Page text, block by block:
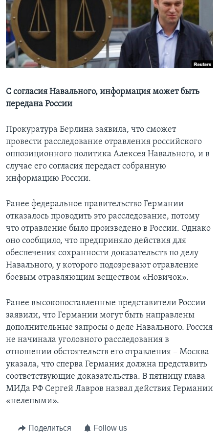
Learning English
СОЦИАЛЬНЫЕ СЕТИ
Языки
С согласия Навального, информация может быть
передана России
Прокуратура Берлина заявила, что сможет
провести расследование отравления российского
оппозиционного политика Алексея Навального, и в
случае его согласия передаст собранную
информацию России.
Ранее федеральное правительство Германии
отказалось проводить это расследование, потому
что отравление было произведено в России. Однако
оно сообщило, что предприняло действия для
обеспечения сохранности доказательств по делу
Навального, у которого подозревают отравление
боевым отравляющим веществом «Новичок».
Ранее высокопоставленные представители России
заявили, что Германии могут быть направлены
дополнительные запросы о деле Навального. Россия
не начинала уголовного расследования в
отношении обстоятельств его отравления – Москва
указала, что сперва Германия должна представить
соответствующие доказательства. В пятницу глава
МИДа РФ Сергей Лавров назвал действия Германии
«нелепыми».
Поделиться Follow us